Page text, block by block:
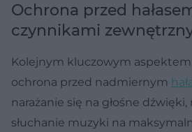
Ochrona przed
czynnikami
Kolejnym kluczowym
ochrona przed nadmiernym
narażanie się na głośne
słuchanie muzyki na